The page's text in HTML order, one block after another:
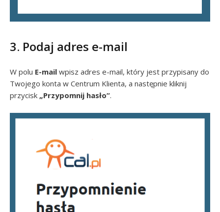
3. Podaj adres e-mail
W polu E-mail wpisz adres e-mail, który jest przypisany do
Twojego konta w Centrum Klienta, a następnie kliknij
przycisk „Przypomnij hasło”.